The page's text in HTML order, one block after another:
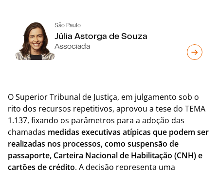
São Paulo
Júlia Astorga de Souza
Associada
O Superior Tribunal de Justiça, em julgamento sob o
rito dos recursos repetitivos, aprovou a tese do TEMA
1.137, fixando os parâmetros para a adoção das
chamadas medidas executivas atípicas que podem ser
realizadas nos processos, como suspensão de
passaporte, Carteira Nacional de Habilitação (CNH) e
cartões de crédito. A decisão representa uma